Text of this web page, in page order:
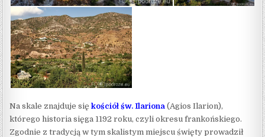
Na skale znajduje siękościół św. Ilariona (Agios Ilarion),
którego historia sięga 1192 roku, czyli okresu frankońskiego.
Zgodnie z tradycją w tym skalistym miejscu święty prowadził